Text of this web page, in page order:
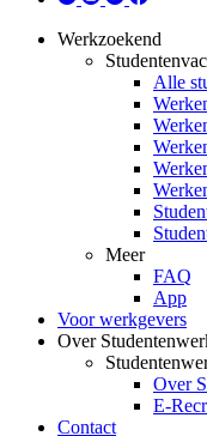
Werkzoekend
Alle
Meer
FAQ
App
Voor werkgevers
Over
Over
E-
Contact